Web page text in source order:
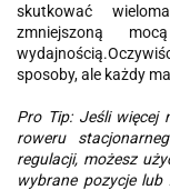
skutkować
zmniejszoną
sposoby, ale każdy
Pro Tip: Jeśli więcej
roweru
regulacji, możesz
wybrane pozycje